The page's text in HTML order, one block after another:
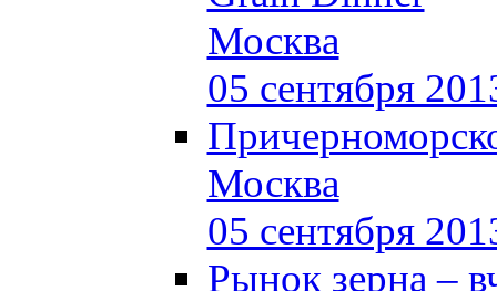
Москва
05 сентября
Москва
05 сентября
Рынок зерна –